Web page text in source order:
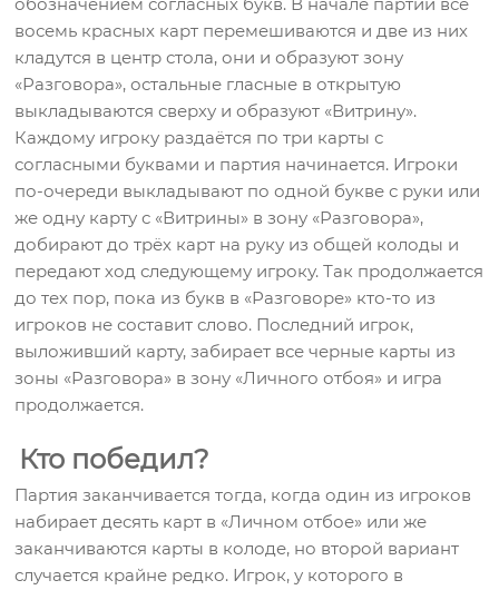
восемь красных карт перемешиваются и две из них
кладутся в центр стола, они и образуют зону
«Разговора», остальные гласные в открытую
выкладываются сверху и образуют «Витрину».
Каждому игроку раздаётся по три карты с
согласными буквами и партия начинается. Игроки
по-очереди выкладывают по одной букве с руки или
же одну карту с «Витрины» в зону «Разговора»,
добирают до трёх карт на руку из общей колоды и
передают ход следующему игроку. Так продолжается
до тех пор, пока из букв в «Разговоре» кто-то из
игроков не составит слово. Последний игрок,
выложивший карту, забирает все черные карты из
зоны «Разговора» в зону «Личного отбоя» и игра
продолжается.
Кто победил?
Партия заканчивается тогда, когда один из игроков
набирает десять карт в «Личном отбое» или же
заканчиваются карты в колоде, но второй вариант
случается крайне редко. Игрок, у которого в